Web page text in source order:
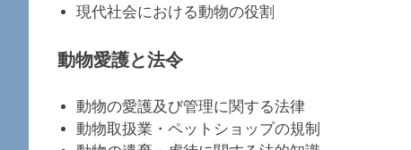
現代社会における動物の役割
動物愛護と法令
動物の愛護及び管理に関する法律
動物取扱業・ペットショップの規制